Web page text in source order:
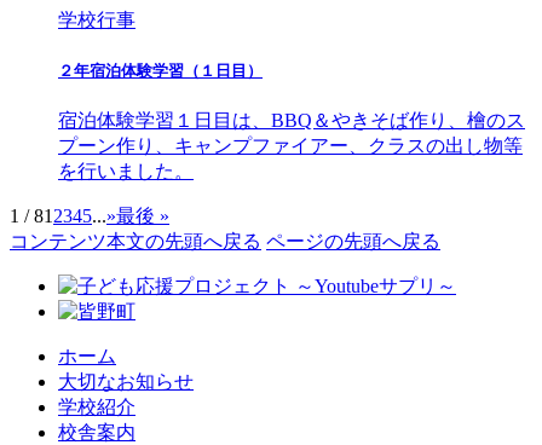
学校行事
２年宿泊体験学習（１日目）
宿泊体験学習１日目は、BBQ＆やきそば作り、檜のス
プーン作り、キャンプファイアー、クラスの出し物等
を行いました。
1 / 81 2345...»最後 »
コンテンツ本文の先頭へ戻る ページの先頭へ戻る
ホーム
大切なお知らせ
学校紹介
校舎案内